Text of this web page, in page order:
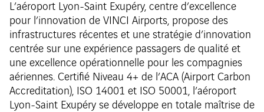
L’aéroport Lyon-Saint Exupéry, centre d’excellence
pour l’innovation de VINCI Airports, propose des
infrastructures récentes et une stratégie d’innovation
centrée sur une expérience passagers de qualité et
une excellence opérationnelle pour les compagnies
aériennes. Certifié Niveau 4+ de l’ACA (Airport Carbon
Accreditation), ISO 14001 et ISO 50001, l’aéroport
Lyon-Saint Exupéry se développe en totale maîtrise de